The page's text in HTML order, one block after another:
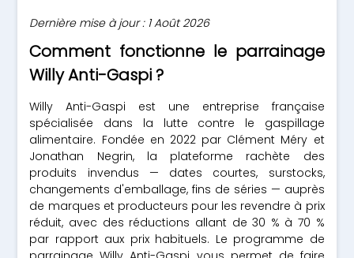
Dernière mise à jour : 1 Août 2026
Comment fonctionne le parrainage
Willy Anti-Gaspi ?
Willy Anti-Gaspi est une entreprise française
spécialisée dans la lutte contre le gaspillage
alimentaire. Fondée en 2022 par Clément Méry et
Jonathan Negrin, la plateforme rachète des
produits invendus — dates courtes, surstocks,
changements d'emballage, fins de séries — auprès
de marques et producteurs pour les revendre à prix
réduit, avec des réductions allant de 30 % à 70 %
par rapport aux prix habituels. Le programme de